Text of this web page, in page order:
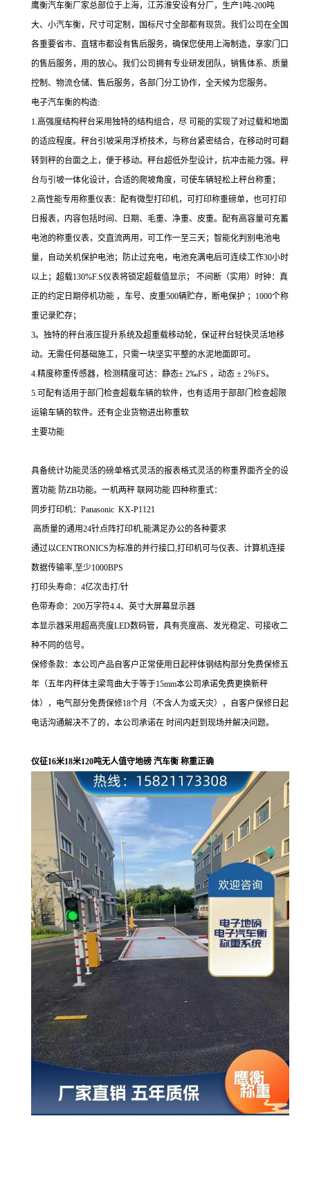
鹰衡汽车衡厂家总部位于上海，江苏淮安设有分厂，生产1吨-200吨
大、小汽车衡，尺寸可定制，国标尺寸全部都有现货。我们公司在全国
各重要省市、直辖市都设有售后服务，确保您使用上海制造，享家门口
的售后服务，用的放心。我们公司拥有专业研发团队，销售体系、质量
控制、物流仓储、售后服务，各部门分工协作，全天候为您服务。
电子汽车衡的构造:
1.高强度结构秤台采用独特的结构组合，尽 可能的实现了对过载和地面
的适应程度。秤台引坡采用浮桥技术，与称台紧密结合，在移动时可翻
转到秤的台面之上，便于移动。秤台超低外型设计，抗冲击能力强。秤
台与引坡一体化设计，合适的爬坡角度，可使车辆轻松上秤台称重；
2.高性能专用称重仪表：配有微型打印机，可打印称重磅单，也可打印
日报表，内容包括时间、日期、毛重、净重、皮重。配有高容量可充蓄
电池的称重仪表，交直流两用，可工作一至三天；智能化判别电池电
量，自动关机保护电池；防止过充电，电池充满电后可连续工作30小时
以上；超载130%F.S仪表将锁定超载值显示； 不间断（实用）时钟：真
正的约定日期停机功能 ，车号、皮重500辆贮存，断电保护 ；1000个称
重记录贮存；
3。独特的秤台液压提升系统及超重载移动轮，保证秤台轻快灵活地移
动。无需任何基础施工，只需一块坚实平整的水泥地面即可。
4.精度称重传感器，检测精度可达：静态± 2‰FS ，动态 ± 2％FS。
5.可配有适用于部门检查超载车辆的软件，也有适用于部部门检查超限
运输车辆的软件。还有企业货物进出称重软
主要功能
具备统计功能灵活的磅单格式灵活的报表格式灵活的称重界面齐全的设
置功能 防ZB功能。一机两秤 联网功能 四种称重式：
同步打印机：Panasonic KX-P1121
高质量的通用24针点阵打印机,能满足办公的各种要求
通过以CENTRONICS为标准的并行接口,打印机可与仪表、计算机连接
数据传输率,至少1000BPS
打印头寿命：4亿次击打/针
色带寿命：200万字符4.4、英寸大屏幕显示器
本显示器采用超高亮度LED数码管，具有亮度高、发光稳定、可接收二
种不同的信号。
保修条款： 本公司产品自客户正常使用日起秤体钢结构部分免费保修五
年（五年内秤体主梁弯曲大于等于15mm本公司承诺免费更换新秤
体），电气部分免费保修18个月（不含人为或天灾），自客户保修日起
电话沟通解决不了的，本公司承诺在 时间内赶到现场并解决问题。
仪征16米18米120吨无人值守地磅 汽车衡 称重正确